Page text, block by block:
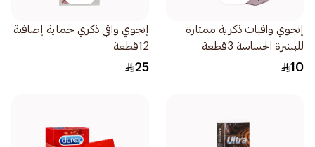
إنجوي واقيات ذكرية ممتازة
للبشرة الحساسة 3قطعة
10
إنجوي واقي ذكري حماية إضافية
12قطعة
25